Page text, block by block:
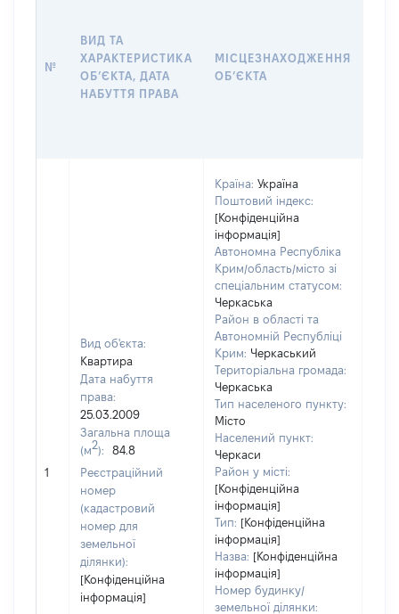
№
ВИД ТА
ХАРАКТЕРИСТИКА
ОБʼЄКТА, ДАТА
НАБУТТЯ ПРАВА
МІСЦЕЗНАХОДЖЕННЯ
ОБʼЄКТА
1
Вид об'єкта:
Квартира
Дата набуття
права:
25.03.2009
Загальна площа
(м2):
84.8
Реєстраційний
номер
(кадастровий
номер для
земельної
ділянки):
[Конфіденційна
інформація]
Країна: Україна
Поштовий індекс:
[Конфіденційна
інформація]
Автономна Республіка
Крим/область/місто зі
спеціальним статусом:
Черкаська
Район в області та
Автономній Республіці
Крим: Черкаський
Територіальна громада:
Черкаська
Тип населеного пункту:
Місто
Населений пункт:
Черкаси
Район у місті:
[Конфіденційна
інформація]
Тип: [Конфіденційна
інформація]
Назва: [Конфіденційна
інформація]
Номер будинку/
земельної ділянки: